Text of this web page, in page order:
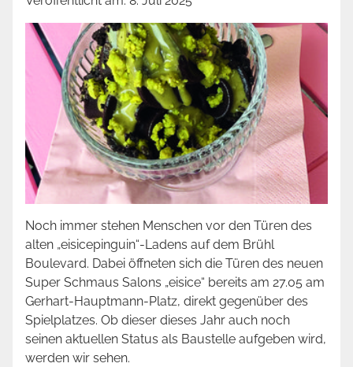
Noch immer stehen Menschen vor den Türen des
alten „eisicepinguin“-Ladens auf dem Brühl
Boulevard. Dabei öffneten sich die Türen des neuen
Super Schmaus Salons „eisice“ bereits am 27.05 am
Gerhart-Hauptmann-Platz, direkt gegenüber des
Spielplatzes. Ob dieser dieses Jahr auch noch
seinen aktuellen Status als Baustelle aufgeben wird,
werden wir sehen.